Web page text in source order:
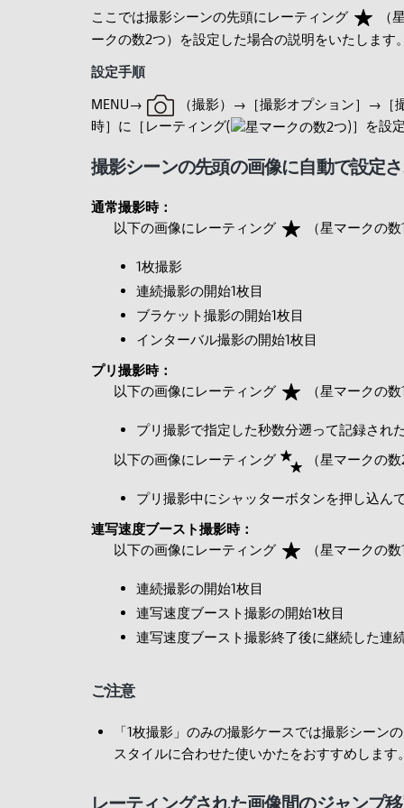
ここでは撮影シーンの先頭にレーティング
（
ークの数2つ）を設定した場合の説明をいたします
設定手順
MENU→
（撮影）→［撮影オプション］→［
時］に［ レーティング( )］を設
撮影シーンの先頭の画像に自動で設定
通常撮影時：
以下の画像にレーティング
（星マークの
1枚撮影
連続撮影の開始1枚目
ブラケット撮影の開始1枚目
インターバル撮影の開始1枚目
プリ撮影時：
以下の画像にレーティング
（星マークの
プリ撮影で指定した秒数分遡って記録され
以下の画像にレーティング
（星マークの
プリ撮影中にシャッターボタンを押し込ん
連写速度ブースト撮影時：
以下の画像にレーティング
（星マークの
連続撮影の開始1枚目
連写速度ブースト撮影の開始1枚目
連写速度ブースト撮影終了後に継続した連
ご注意
「1枚撮影」のみの撮影ケースでは撮影シー
スタイルに合わせた使いかたをおすすめします
レーティングされた画像間のジャンプ